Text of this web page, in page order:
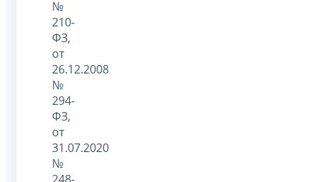
№
210-
ФЗ,
от
26.12.2008
№
294-
ФЗ,
от
31.07.2020
№